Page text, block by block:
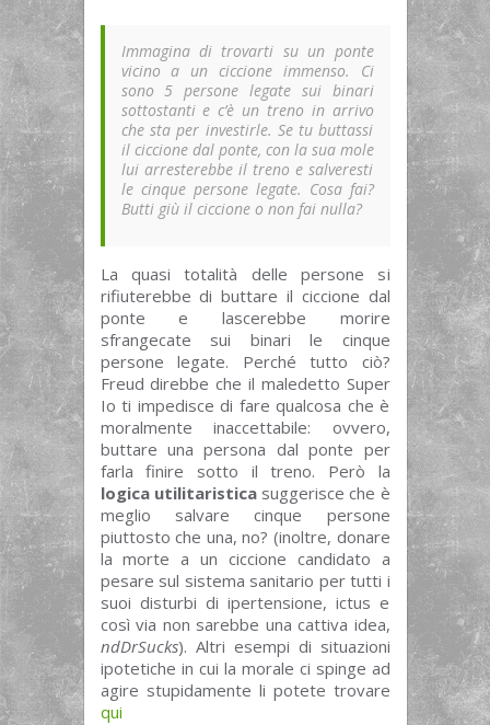
Immagina di trovarti su un ponte
vicino a un ciccione immenso. Ci
sono 5 persone legate sui binari
sottostanti e c’è un treno in arrivo
che sta per investirle. Se tu buttassi
il ciccione dal ponte, con la sua mole
lui arresterebbe il treno e salveresti
le cinque persone legate. Cosa fai?
Butti giù il ciccione o non fai nulla?
La quasi totalità delle persone si
rifiuterebbe di buttare il ciccione dal
ponte e lascerebbe morire
sfrangecate sui binari le cinque
persone legate. Perché tutto ciò?
Freud direbbe che il maledetto Super
Io ti impedisce di fare qualcosa che è
moralmente inaccettabile: ovvero,
buttare una persona dal ponte per
farla finire sotto il treno. Però la
logica utilitaristicasuggerisce che è
meglio salvare cinque persone
piuttosto che una, no? (inoltre, donare
la morte a un ciccione candidato a
pesare sul sistema sanitario per tutti i
suoi disturbi di ipertensione, ictus e
così via non sarebbe una cattiva idea,
ndDrSucks). Altri esempi di situazioni
ipotetiche in cui la morale ci spinge ad
agire stupidamente li potete trovare
qui